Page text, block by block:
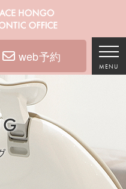
web予約
MENU